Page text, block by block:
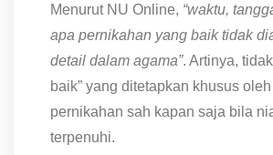
Menurut NU Online, “waktu,
apa pernikahan yang baik tidak
detail dalam agama”. Artinya,
baik” yang ditetapkan khusus
pernikahan sah kapan saja bila
terpenuhi.